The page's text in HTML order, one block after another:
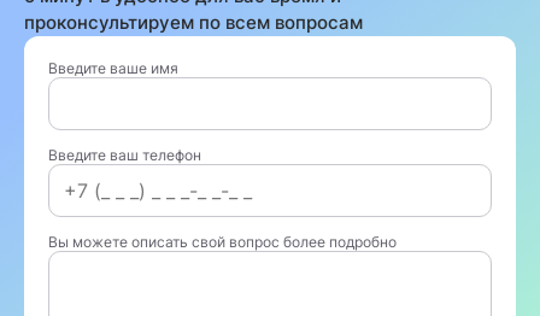
проконсультируем по всем вопросам
Введите ваше имя
Введите ваш телефон
Вы можете описать свой вопрос более подробно